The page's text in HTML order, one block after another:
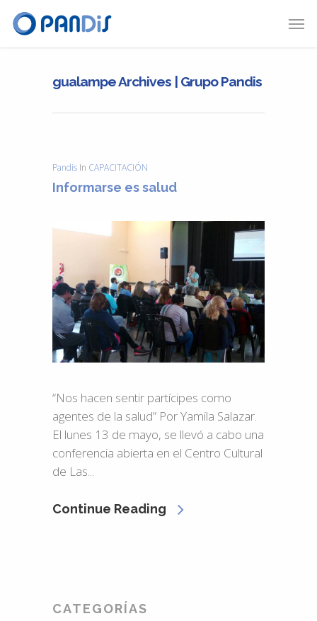
gualampe Archives | Grupo Pandis
Pandis In CAPACITACIÓN
Informarse es salud
“Nos hacen sentir partícipes como
agentes de la salud” Por Yamila Salazar.
El lunes 13 de mayo, se llevó a cabo una
conferencia abierta en el Centro Cultural
de Las...
Continue Reading
CATEGORÍAS